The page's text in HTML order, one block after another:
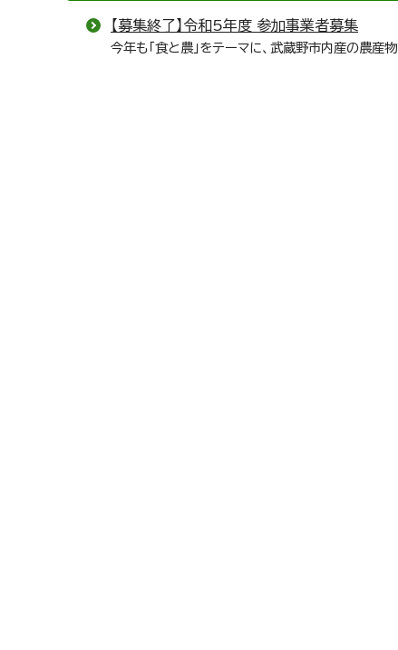
【募集終了】令和5年度 参加事業者募集
今年も「食と農」をテーマに、武蔵野市内産の農産